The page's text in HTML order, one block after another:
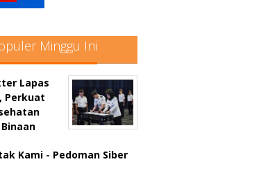
Minggu Ini
Lapas
Perkuat
Kami - Pedoman Siber